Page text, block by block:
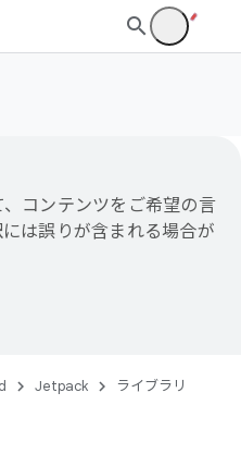
コンテンツをご希望の言
は誤りが含まれる場合が
Jetpack ライブラリ